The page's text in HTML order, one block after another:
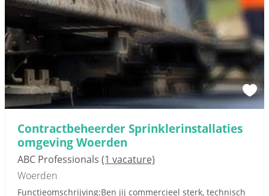
Contractbeheerder Sprinklerinstallaties
omgeving Woerden
ABC Professionals (1 vacature)
Woerden
Functieomschrijving:Ben jij commercieel sterk, technisch